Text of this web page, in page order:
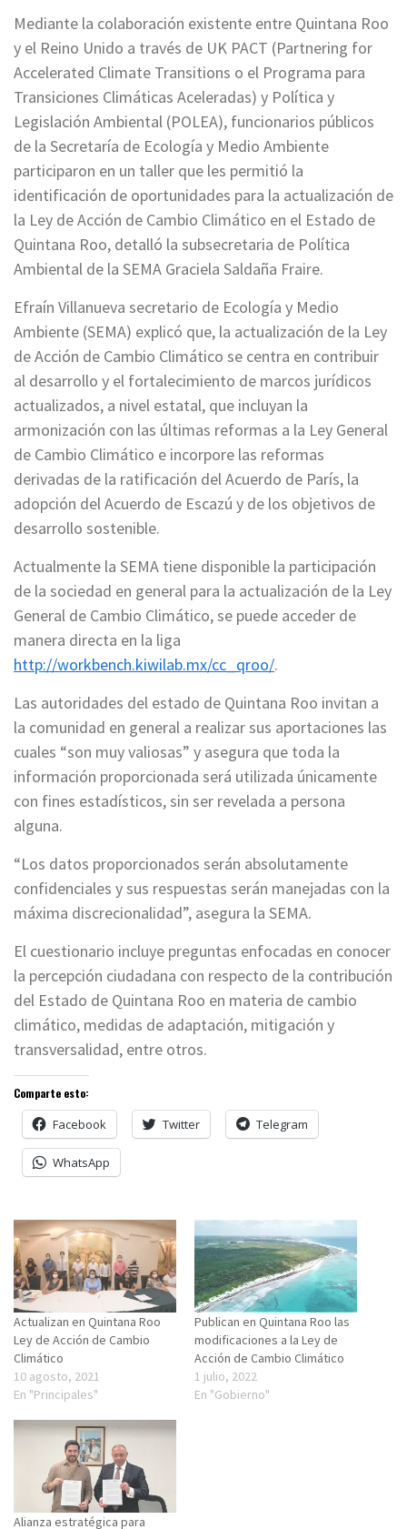
Mediante la colaboración existente entre Quintana Roo
y el Reino Unido a través de UK PACT (Partnering for
Accelerated Climate Transitions o el Programa para
Transiciones Climáticas Aceleradas) y Política y
Legislación Ambiental (POLEA), funcionarios públicos
de la Secretaría de Ecología y Medio Ambiente
participaron en un taller que les permitió la
identificación de oportunidades para la actualización de
la Ley de Acción de Cambio Climático en el Estado de
Quintana Roo, detalló la subsecretaria de Política
Ambiental de la SEMA Graciela Saldaña Fraire.
Efraín Villanueva secretario de Ecología y Medio
Ambiente (SEMA) explicó que, la actualización de la Ley
de Acción de Cambio Climático se centra en contribuir
al desarrollo y el fortalecimiento de marcos jurídicos
actualizados, a nivel estatal, que incluyan la
armonización con las últimas reformas a la Ley General
de Cambio Climático e incorpore las reformas
derivadas de la ratificación del Acuerdo de París, la
adopción del Acuerdo de Escazú y de los objetivos de
desarrollo sostenible.
Actualmente la SEMA tiene disponible la participación
de la sociedad en general para la actualización de la Ley
General de Cambio Climático, se puede acceder de
manera directa en la liga
http://workbench.kiwilab.mx/cc_qroo/.
Las autoridades del estado de Quintana Roo invitan a
la comunidad en general a realizar sus aportaciones las
cuales “son muy valiosas” y asegura que toda la
información proporcionada será utilizada únicamente
con fines estadísticos, sin ser revelada a persona
alguna.
“Los datos proporcionados serán absolutamente
confidenciales y sus respuestas serán manejadas con la
máxima discrecionalidad”, asegura la SEMA.
El cuestionario incluye preguntas enfocadas en conocer
la percepción ciudadana con respecto de la contribución
del Estado de Quintana Roo en materia de cambio
climático, medidas de adaptación, mitigación y
transversalidad, entre otros.
Comparte esto:
Facebook Twitter Telegram
WhatsApp
Actualizan en Quintana Roo
Ley de Acción de Cambio
Climático
10 agosto, 2021
En "Principales"
Publican en Quintana Roo las
modificaciones a la Ley de
Acción de Cambio Climático
1 julio, 2022
En "Gobierno"
Alianza estratégica para